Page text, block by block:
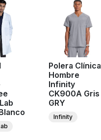
Polera Clínica
Hombre
Infinity
CK900A Gris
GRY
Infinity